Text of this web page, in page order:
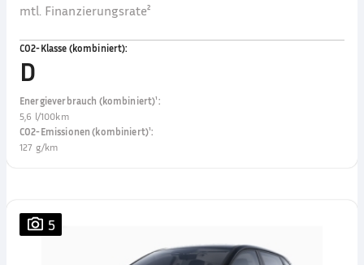
mtl. Finanzierungsrate²
CO2-Klasse (kombiniert):
D
Energieverbrauch (kombiniert)¹:
5,6 l/100km
CO2-Emissionen (kombiniert)¹:
127 g/km
5